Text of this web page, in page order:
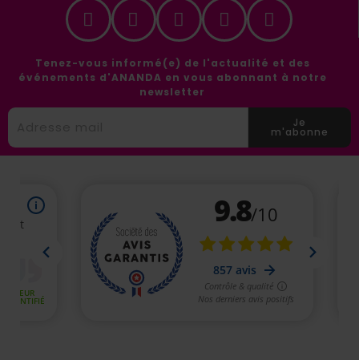
Tenez-vous informé(e) de l'actualité et des
événements d'ANANDA en vous abonnant à notre
newsletter
Je
m'abonne